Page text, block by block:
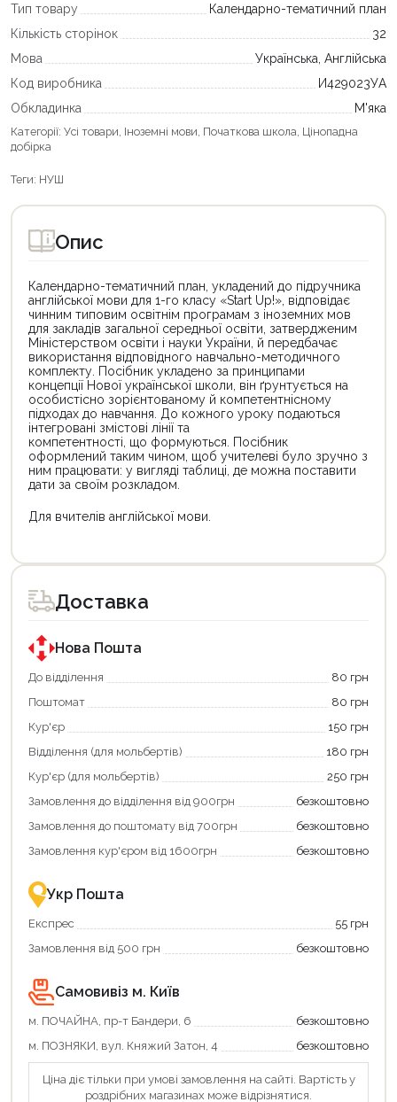
Тип товару
Календарно-тематичний план
Кількість сторінок
32
Мова
Українська, Англійська
Код виробника
И429023УА
Обкладинка
М'яка
Категорії: Усі товари Іноземні мови Початкова школа Цінопадна
добірка
Теги: НУШ
Опис
Календарно-тематичний план, укладений до підручника
англійської мови для 1-го класу «Start Up!», відповідає
чинним типовим освітнім програмам з іноземних мов
для закладів загальної середньої освіти, затвердженим
Міністерством освіти і науки України, й передбачає
використання відповідного навчально-методичного
комплекту. Посібник укладено за принципами
концепції Нової української школи, він ґрунтується на
особистісно зорієнтованому й компетентнісному
підходах до навчання. До кожного уроку подаються
інтегровані змістові лінії та
компетентності, що формуються. Посібник
оформлений таким чином, щоб учителеві було зручно з
ним працювати: у вигляді таблиці, де можна поставити
дати за своїм розкладом.
Для вчителів англійської мови.
товар
для
покупки
державною
програмою
«Національний
кешбек».
покупку
«Національний
кешбек»
та
отримуйте
вигідне
повернення
Економте
більше
-
із
державною
Доставка
Нова Пошта
До відділення
80 грн
Поштомат
80 грн
Кур'єр
150 грн
Відділення (для мольбертів)
180 грн
Кур'єр (для мольбертів)
250 грн
Замовлення до відділення від 900грн
безкоштовно
Замовлення до поштомату від 700грн
безкоштовно
Замовлення кур'єром від 1600грн
безкоштовно
Укр Пошта
Експрес
55 грн
Замовлення від 500 грн
безкоштовно
Самовивіз м. Київ
м. ПОЧАЙНА, пр-т Бандери, 6
безкоштовно
м. ПОЗНЯКИ, вул. Княжий Затон, 4
безкоштовно
Ціна діє тільки при умові замовлення на сайті. Вартість у
роздрібних магазинах може відрізнятися.